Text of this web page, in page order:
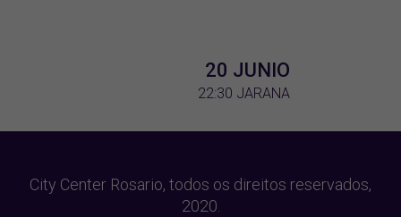
20 JUNIO
22:30 JARANA
City Center Rosario, todos os direitos reservados,
2020.